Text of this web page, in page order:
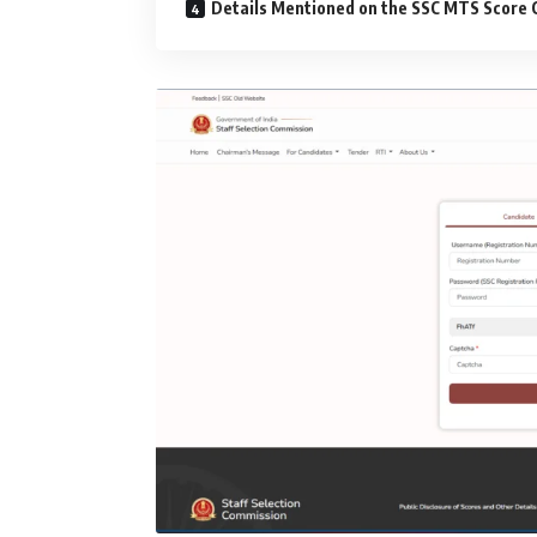
Details Mentioned on the SSC MTS Score